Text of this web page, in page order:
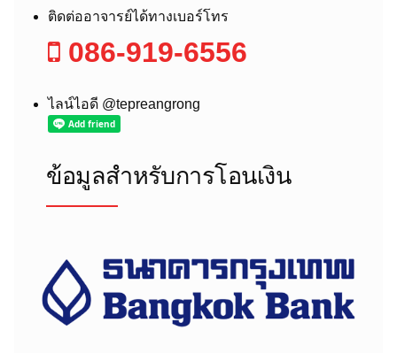
ติดต่ออาจารย์ได้ทางเบอร์โทร
086-919-6556
ไลน์ไอดี @tepreangrong
ข้อมูลสำหรับการโอนเงิน